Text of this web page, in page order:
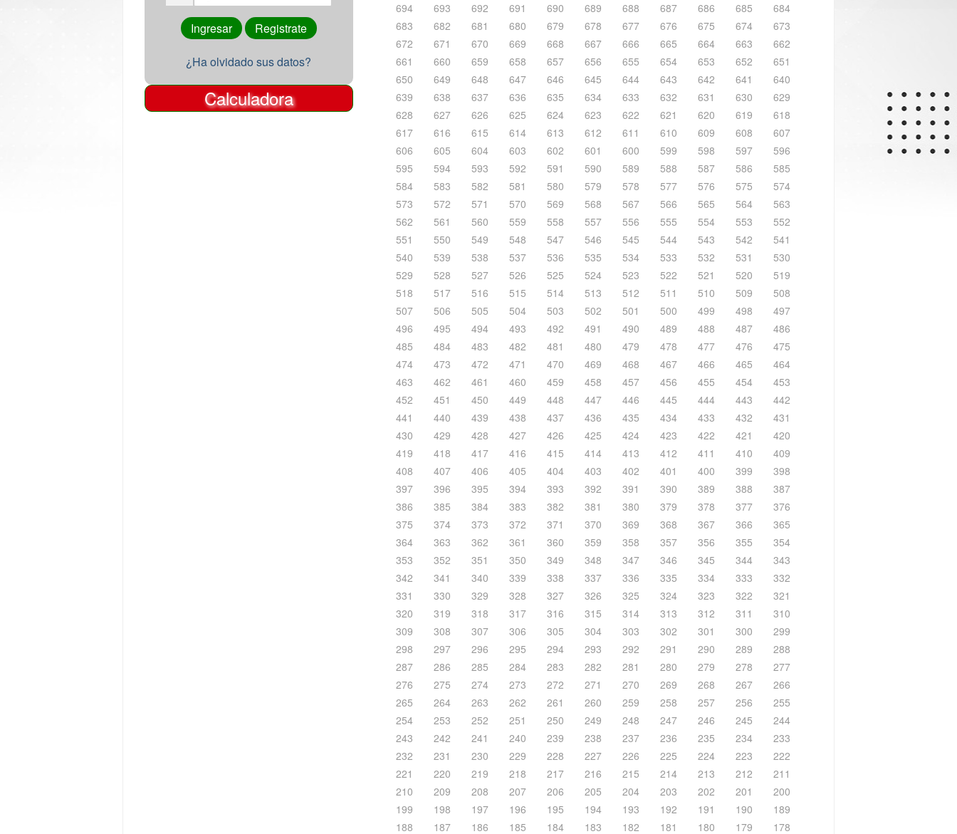
¿Ha olvidado sus datos?
Calculadora
694
693 692 691 690 689 688 687 686 685
684
683
682 681 680 679 678 677 676 675 674
673
672
671 670 669 668 667 666 665 664 663
662
661
660 659 658 657 656 655 654 653 652
651
650
649 648 647 646 645 644 643 642 641
640
639
638 637 636 635 634 633 632 631 630
629
628
627 626 625 624 623 622 621 620 619
618
617
616 615 614 613 612 611 610 609 608
607
606
605 604 603 602 601 600 599 598 597
596
595
594 593 592 591 590 589 588 587 586
585
584
583 582 581 580 579 578 577 576 575
574
573
572 571 570 569 568 567 566 565 564
563
562
561 560 559 558 557 556 555 554 553
552
551
550 549 548 547 546 545 544 543 542
541
540
539 538 537 536 535 534 533 532 531
530
529
528 527 526 525 524 523 522 521 520
519
518
517 516 515 514 513 512 511 510 509
508
507
506 505 504 503 502 501 500 499 498
497
496
495 494 493 492 491 490 489 488 487
486
485
484 483 482 481 480 479 478 477 476
475
474
473 472 471 470 469 468 467 466 465
464
463
462 461 460 459 458 457 456 455 454
453
452
451 450 449 448 447 446 445 444 443
442
441
440 439 438 437 436 435 434 433 432
431
430
429 428 427 426 425 424 423 422 421
420
419
418 417 416 415 414 413 412 411 410
409
408
407 406 405 404 403 402 401 400 399
398
397
396 395 394 393 392 391 390 389 388
387
386
385 384 383 382 381 380 379 378 377
376
375
374 373 372 371 370 369 368 367 366
365
364
363 362 361 360 359 358 357 356 355
354
353
352 351 350 349 348 347 346 345 344
343
342
341 340 339 338 337 336 335 334 333
332
331
330 329 328 327 326 325 324 323 322
321
320
319 318 317 316 315 314 313 312 311
310
309
308 307 306 305 304 303 302 301 300
299
298
297 296 295 294 293 292 291 290 289
288
287
286 285 284 283 282 281 280 279 278
277
276
275 274 273 272 271 270 269 268 267
266
265
264 263 262 261 260 259 258 257 256
255
254
253 252 251 250 249 248 247 246 245
244
243
242 241 240 239 238 237 236 235 234
233
232
231 230 229 228 227 226 225 224 223
222
221
220 219 218 217 216 215 214 213 212
211
210
209 208 207 206 205 204 203 202 201
200
199
198 197 196 195 194 193 192 191 190
189
188
187 186 185 184 183 182 181 180 179 178